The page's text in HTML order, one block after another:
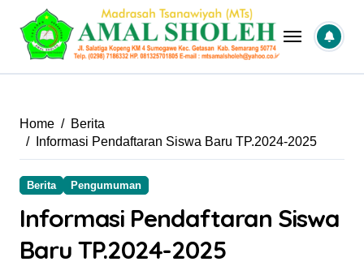
content
Home
Berita
Informasi Pendaftaran Siswa Baru TP.2024-2025
Berita Pengumuman
Informasi Pendaftaran Siswa
Baru TP.2024-2025